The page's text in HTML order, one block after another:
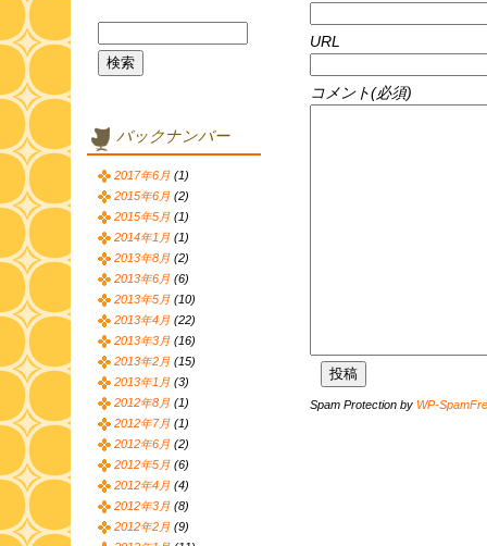
URL
コメント(必須)
Spam Protection by WP-
バックナンバー
2017年6月 (1)
2015年6月 (2)
2015年5月 (1)
2014年1月 (1)
2013年8月 (2)
2013年6月 (6)
2013年5月 (10)
2013年4月 (22)
2013年3月 (16)
2013年2月 (15)
2013年1月 (3)
2012年8月 (1)
2012年7月 (1)
2012年6月 (2)
2012年5月 (6)
2012年4月 (4)
2012年3月 (8)
2012年2月 (9)